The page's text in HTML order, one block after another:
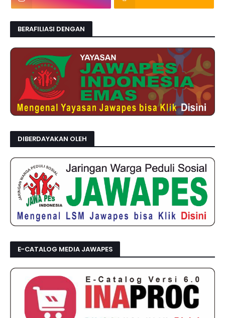
BERAFILIASI DENGAN
DIBERDAYAKAN OLEH
E-CATALOG MEDIA JAWAPES